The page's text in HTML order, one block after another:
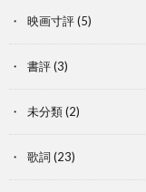
映画寸評(5)
書評(3)
未分類(2)
歌詞 (23)